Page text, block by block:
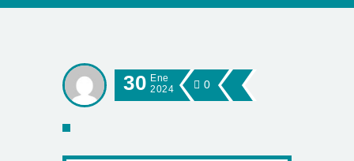
30 Ene
2024
0